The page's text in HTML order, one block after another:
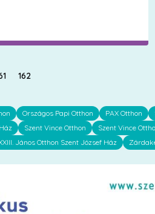
162
Országos Papi Otthon PAX Otthon
Szent Vince Otthon Szent Vince
János Otthon Szent József Ház